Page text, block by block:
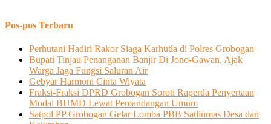
Pos-pos Terbaru
Perhutani Hadiri Rakor Siaga Karhutla di Polres Grobogan
Bupati Tinjau Penanganan Banjir Di Jono-Gawan, Ajak
Warga Jaga Fungsi Saluran Air
Gebyar Harmoni Cinta Wiyata
Fraksi-Fraksi DPRD Grobogan Soroti Raperda Penyertaan
Modal BUMD Lewat Pemandangan Umum
Satpol PP Grobogan Gelar Lomba PBB Satlinmas Desa dan